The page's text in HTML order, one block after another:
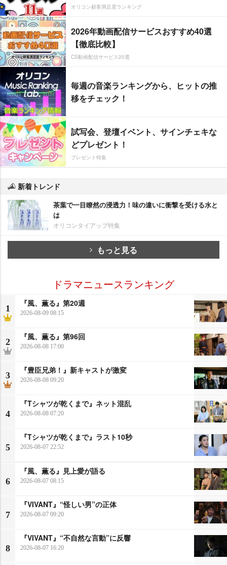
オリコン顧客満足度ランキング
2026年動画配信サービスおすすめ40選
【徹底比較】
CS動画配信サービス20選
毎週の音楽ランキングから、ヒットの推
移をチェック！
試写会、登壇イベント、サインチェキな
どプレゼント！
プレゼント特集
新着トレンド
茶葉で一目瞭然の浸透力！味の違いに衝撃を受ける水と
は
オリコンタイアップ特集
もっと見る
ドラマニュースランキング
1
『風、薫る』第20週
2026-08-09 08:15
2
『風、薫る』第96回
2026-08-08 17:00
3
『豊臣兄弟！』新キャストが激変
2026-08-08 09:20
4
『Tシャツが乾くまで』ネット混乱
2026-08-08 07:20
5
『Tシャツが乾くまで』ラスト10秒
2026-08-07 22:52
6
『風、薫る』見上愛が語る
2026-08-07 08:15
7
『VIVANT』“怪しい男”の正体
2026-08-07 09:20
8
『VIVANT』“不自然な言動”に反響
2026-08-07 16:20